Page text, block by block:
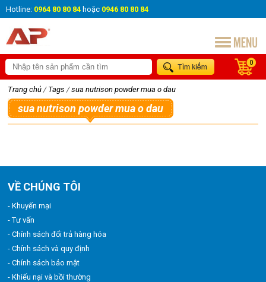
Hotline: 0964 80 80 84 hoặc 0946 80 80 84
0
Trang chủ / Tags / sua nutrison powder mua o dau
sua nutrison powder mua o dau
VỀ CHÚNG TÔI
- Khuyến mại
- Tư vấn
- Chính sách đổi trả hàng hóa
- Chính sách và quy định
- Chính sách bảo mật
- Khiếu nại và bồi thường